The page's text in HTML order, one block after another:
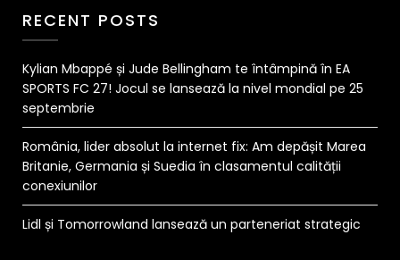
RECENT POSTS
Kylian Mbappé și Jude Bellingham te întâmpină în EA
SPORTS FC 27! Jocul se lansează la nivel mondial pe 25
septembrie
România, lider absolut la internet fix: Am depășit Marea
Britanie, Germania și Suedia în clasamentul calității
conexiunilor
Lidl și Tomorrowland lansează un parteneriat strategic